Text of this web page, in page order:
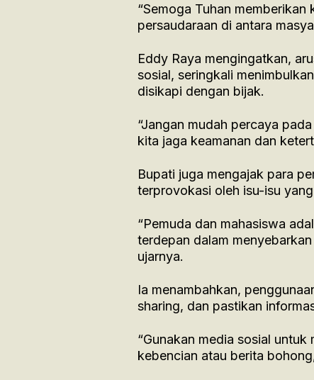
“Semoga Tuhan
persaudaraan di antara
Eddy Raya mengingatkan,
sosial, seringkali
disikapi dengan bijak.
“Jangan mudah percaya
kita jaga keamanan dan
Bupati juga mengajak para
terprovokasi oleh isu-isu
“Pemuda dan mahasiswa
terdepan dalam
ujarnya.
Ia menambahkan,
sharing, dan pastikan
“Gunakan media sosial
kebencian atau berita